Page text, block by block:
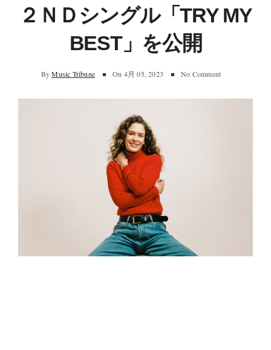
２ＮＤシングル「TRY MY
BEST」を公開
By Music Tribune On 4月 05, 2023 No Comment